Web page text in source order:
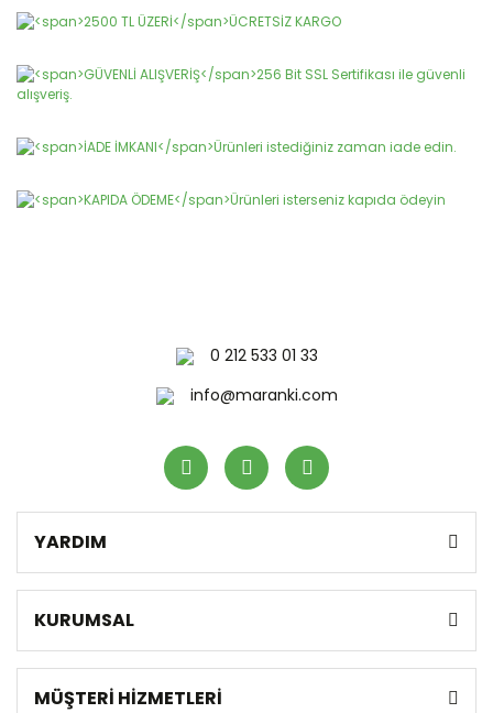
0 212 533 01 33
info@maranki.com
YARDIM
KURUMSAL
MÜŞTERİ HİZMETLERİ